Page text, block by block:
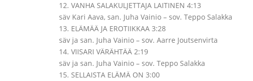
12. VANHA SALAKULJETTAJA LAITINEN 4:13
säv Kari Aava, san. Juha Vainio – sov. Teppo Salakka
13. ELÄMÄÄ JA EROTIIKKAA 3:28
säv ja san. Juha Vainio – sov. Aarre Joutsenvirta
14. VIISARI VÄRÄHTÄÄ 2:19
säv ja san. Juha Vainio – sov. Teppo Salakka
15. SELLAISTA ELÄMÄ ON 3:00